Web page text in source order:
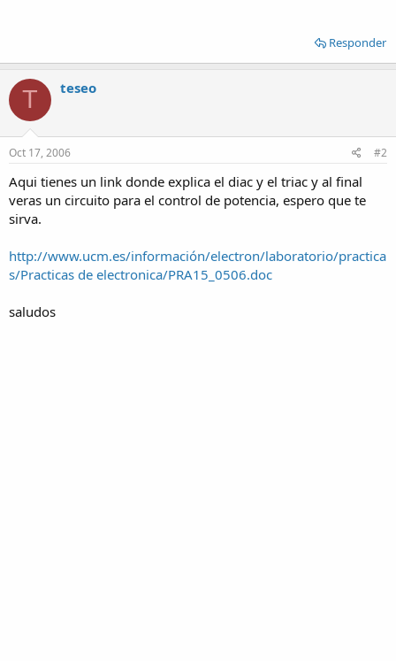
Responder
T teseo
Oct 17, 2006 #2
Aqui tienes un link donde explica el diac y el triac y al final
veras un circuito para el control de potencia, espero que te
sirva.
http://www.ucm.es/información/electron/laboratorio/practica
s/Practicas de electronica/PRA15_0506.doc
saludos